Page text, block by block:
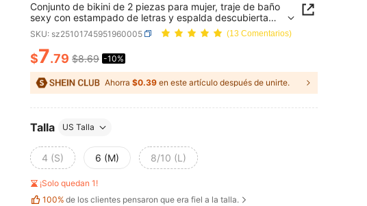
Conjunto de bikini de 2 piezas para mujer, traje de baño
sexy con estampado de letras y espalda descubierta
con lazos, para vacaciones en la playa,
primavera/verano
SKU: sz25101745951960005 (13 Comentarios)
PRICE AND AVAILABILITY
$7.79 $8.69 -10%
Ahorra $0.39 en este artículo después de unirte.
Talla US Talla
4 (S) 6 (M) 8/10 (L)
¡Solo quedan 1!
100% de los clientes pensaron que era fiel a la talla.